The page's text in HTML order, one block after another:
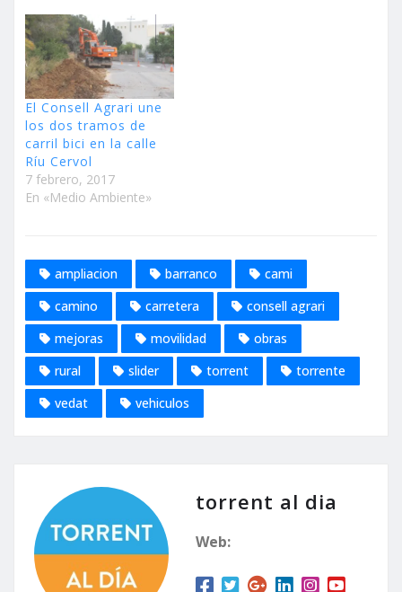
El Consell Agrari une
los dos tramos de
carril bici en la calle
Ríu Cervol
7 febrero, 2017
En «Medio Ambiente»
ampliacion barranco
cami
camino
carretera
consell agrari
mejoras
movilidad
obras
rural
slider torrent
torrente
vedat
vehiculos
torrent al dia
Web: